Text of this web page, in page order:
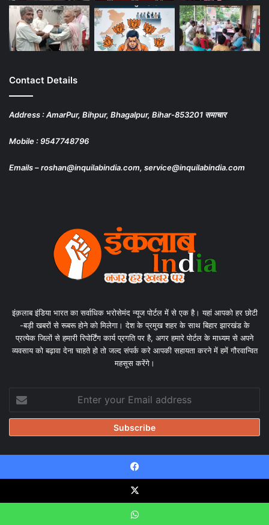
Contact Details
Address : AmarPur, Bihpur, Bhagalpur, Bihar-853201 समाचार
Mobile : 9547748796
Emails – roshan@inquilabindia.com, service@inquilabindia.com
इंक़लाब इंडिया भारत का सर्वाधिक भरोसेमंद न्यूज पोर्टल में से एक है। यहां आपको हर छोटी
-बड़ी खबरों से रूबरू होने को मिलेगा। देश के प्रमुख शहर के साथ बिहार झारखंड के
प्रत्येक जिलों से हमारी रिपोर्टिंग कार्य प्रगति पर है, अगर हमारे पोर्टल के माध्यम से अपने
व्यवसाय को बढ़ावा देना चाहते हो तो जल्द संपर्क करे आपकी सहायता करने में हमें गौरवान्वित
महसूस करेंगे।
your
Email
© Copyright 2026, All Rights Reserved |
Design & Developed
Blog
Facebook
X